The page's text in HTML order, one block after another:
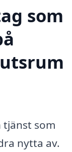
som
tjänst som
nytta av.